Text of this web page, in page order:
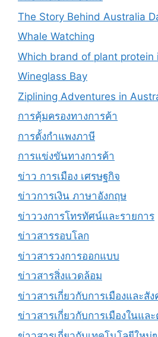
The Story Behind Australia
Whale Watching
Which brand of plant protein
Wineglass Bay
Ziplining Adventures in
การคุ้มครองทางการค้า
การตั้งกำแพงภาษี
การแข่งขันทางการค้า
ข่าว การเมือง เศรษฐกิจ
ข่าวการเงิน ภาษาอังกฤษ
ข่าววงการโทรทัศน์และรายการ
ข่าวสารรอบโลก
ข่าวสารวงการออกแบบ
ข่าวสารสิ่งแวดล้อม
ข่าวสารเกี่ยวกับการเมืองและสัง
ข่าวสารเกี่ยวกับการเมืองในแล